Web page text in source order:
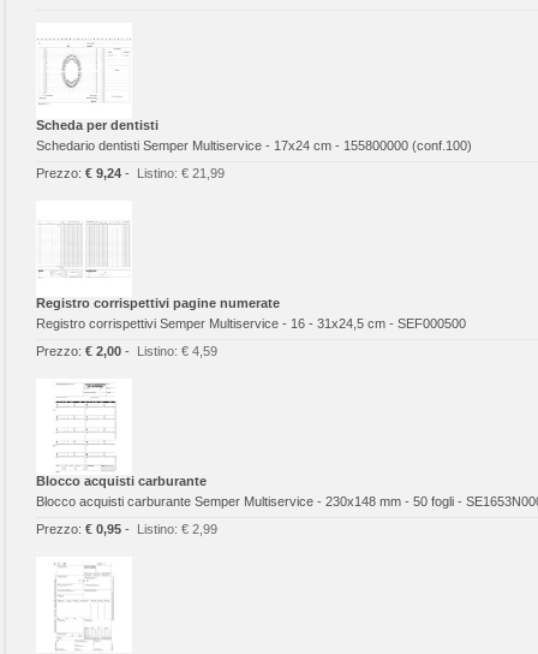
Scheda per dentisti
Schedario dentisti Semper Multiservice - 17x24 cm - 155800000 (conf.100)
Prezzo: € 9,24 - Listino: € 21,99
Registro corrispettivi pagine numerate
Registro corrispettivi Semper Multiservice - 16 - 31x24,5 cm - SEF000500
Prezzo: € 2,00 - Listino: € 4,59
Blocco acquisti carburante
Blocco acquisti carburante Semper Multiservice - 230x148 mm - 50 fogli -
Prezzo: € 0,95 - Listino: € 2,99